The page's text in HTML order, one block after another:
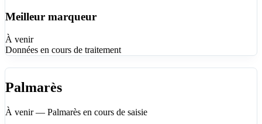
Meilleur marqueur
À venir
Données en cours de traitement
Palmarès
À venir — Palmarès en cours de saisie